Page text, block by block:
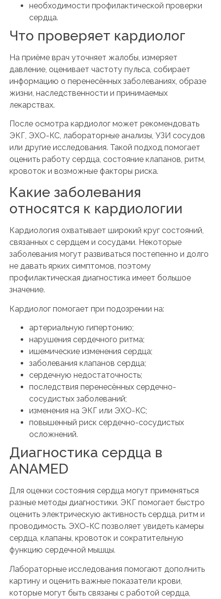
необходимости профилактической проверки
сердца.
Что проверяет кардиолог
На приёме врач уточняет жалобы, измеряет
давление, оценивает частоту пульса, собирает
информацию о перенесённых заболеваниях, образе
жизни, наследственности и принимаемых
лекарствах.
После осмотра кардиолог может рекомендовать
ЭКГ, ЭХО-КС, лабораторные анализы, УЗИ сосудов
или другие исследования. Такой подход помогает
оценить работу сердца, состояние клапанов, ритм,
кровоток и возможные факторы риска.
Какие заболевания
относятся к кардиологии
Кардиология охватывает широкий круг состояний,
связанных с сердцем и сосудами. Некоторые
заболевания могут развиваться постепенно и долго
не давать ярких симптомов, поэтому
профилактическая диагностика имеет большое
значение.
Кардиолог помогает при подозрении на:
артериальную гипертонию;
нарушения сердечного ритма;
ишемические изменения сердца;
заболевания клапанов сердца;
сердечную недостаточность;
последствия перенесённых сердечно-
сосудистых заболеваний;
изменения на ЭКГ или ЭХО-КС;
повышенный риск сердечно-сосудистых
осложнений.
Диагностика сердца в
ANAMED
Для оценки состояния сердца могут применяться
разные методы диагностики. ЭКГ помогает быстро
оценить электрическую активность сердца, ритм и
проводимость. ЭХО-КС позволяет увидеть камеры
сердца, клапаны, кровоток и сократительную
функцию сердечной мышцы.
Лабораторные исследования помогают дополнить
картину и оценить важные показатели крови,
которые могут быть связаны с работой сердца,